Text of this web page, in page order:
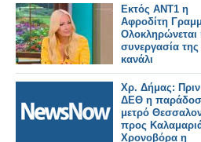
Εκτός ΑΝΤ1 η
Αφροδίτη
Ολοκληρώνεται
συνεργασία της
κανάλι
Χρ. Δήμας:
ΔΕΘ η
μετρό
προς
Χρονοβόρα η